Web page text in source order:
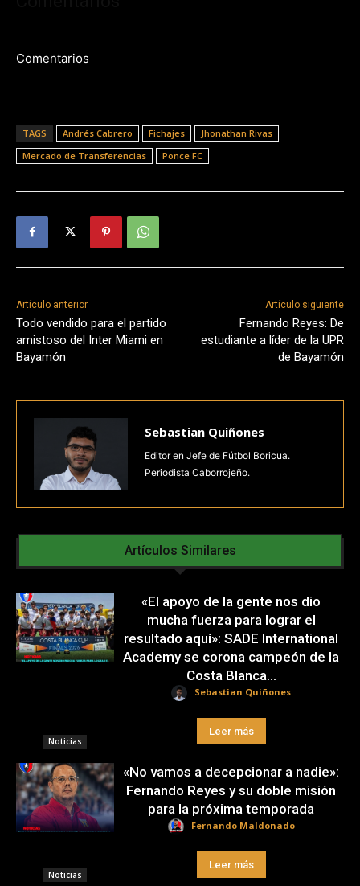
Comentarios
TAGS Andrés Cabrero Fichajes
Jhonathan Rivas
Mercado de Transferencias
Ponce FC
Artículo anterior
Todo vendido para el partido
amistoso del Inter Miami en
Bayamón
Artículo siguiente
Fernando Reyes: De
estudiante a líder de la UPR
de Bayamón
Sebastian Quiñones
Editor en Jefe de Fútbol Boricua.
Periodista Caborrojeño.
Artículos Similares
Noticias
«El apoyo de la gente nos dio
mucha fuerza para lograr el
resultado aquí»: SADE International
Academy se corona campeón de la
Costa Blanca...
Sebastian Quiñones
Leer más
Noticias
«No vamos a decepcionar a nadie»:
Fernando Reyes y su doble misión
para la próxima temporada
Fernando Maldonado
Leer más